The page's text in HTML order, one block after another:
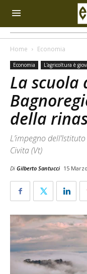
Home Economia
Economia L'agricoltura è
La
della
L’impegno
Civita (Vt)
Di Gilberto Santucci 15